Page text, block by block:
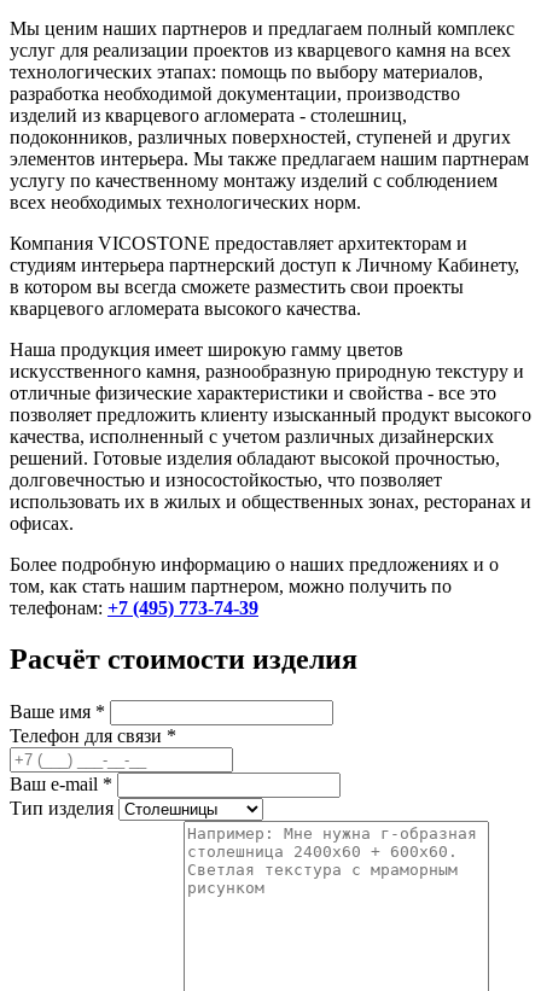
Мы ценим наших партнеров и предлагаем полный комплекс
услуг для реализации проектов из кварцевого камня на всех
технологических этапах: помощь по выбору материалов,
разработка необходимой документации, производство
изделий из кварцевого агломерата - столешниц,
подоконников, различных поверхностей, ступеней и других
элементов интерьера. Мы также предлагаем нашим партнерам
услугу по качественному монтажу изделий с соблюдением
всех необходимых технологических норм.
Компания VICOSTONE предоставляет архитекторам и
студиям интерьера партнерский доступ к Личному Кабинету,
в котором вы всегда сможете разместить свои проекты
кварцевого агломерата высокого качества.
Наша продукция имеет широкую гамму цветов
искусственного камня, разнообразную природную текстуру и
отличные физические характеристики и свойства - все это
позволяет предложить клиенту изысканный продукт высокого
качества, исполненный с учетом различных дизайнерских
решений. Готовые изделия обладают высокой прочностью,
долговечностью и износостойкостью, что позволяет
использовать их в жилых и общественных зонах, ресторанах и
офисах.
Более подробную информацию о наших предложениях и о
том, как стать нашим партнером, можно получить по
телефонам: +7 (495) 773-74-39
Расчёт стоимости изделия
Ваше имя *
Телефон для связи *
Ваш e-mail *
Тип изделия